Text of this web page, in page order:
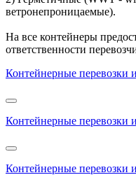
ветронепроницаемые).
На все контейнеры
ответственности
Контейнерные перевозки
Контейнерные перевозки
Контейнерные перевозки